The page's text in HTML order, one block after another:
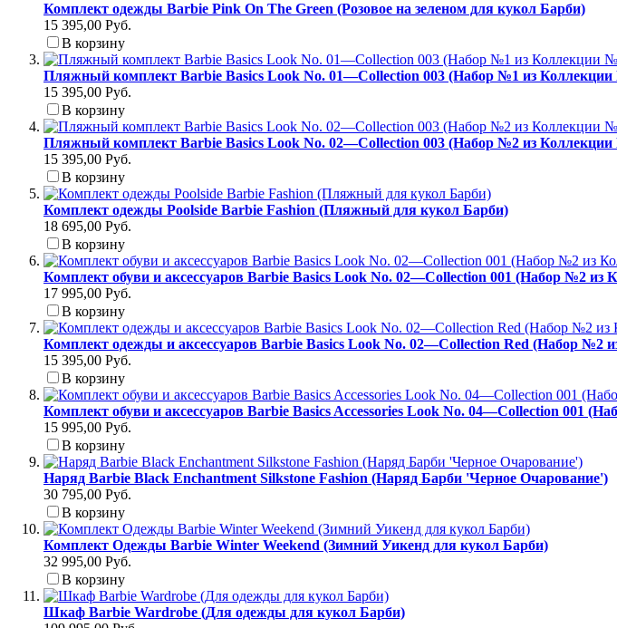
Комплект одежды Barbie Pink On The Green (Розовое на зеленом для кукол Барби)
15 395,00 Руб.
В корзину
Пляжный комплект Barbie Basics Look No. 01—Collection 003 (Набор №1 из
15 395,00 Руб.
В корзину
Пляжный комплект Barbie Basics Look No. 02—Collection 003 (Набор №2 из
15 395,00 Руб.
В корзину
Комплект одежды Poolside Barbie Fashion (Пляжный для кукол Барби)
18 695,00 Руб.
В корзину
Комплект обуви и аксессуаров Barbie Basics Look No. 02—Collection 001 (Набор №2
17 995,00 Руб.
В корзину
Комплект одежды и аксессуаров Barbie Basics Look No. 02—Collection Red (Набор №2
15 395,00 Руб.
В корзину
Комплект обуви и аксессуаров Barbie Basics Accessories Look No. 04—Collection 001
15 995,00 Руб.
В корзину
Наряд Barbie Black Enchantment Silkstone Fashion (Наряд Барби 'Черное Очарование')
30 795,00 Руб.
В корзину
Комплект Одежды Barbie Winter Weekend (Зимний Уикенд для кукол Барби)
32 995,00 Руб.
В корзину
Шкаф Barbie Wardrobe (Для одежды для кукол Барби)